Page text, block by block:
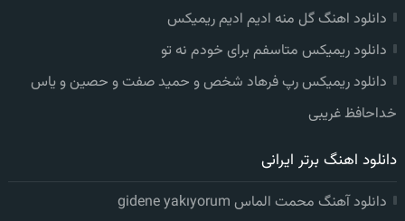
دانلود اهنگ گل منه ادیم ادیم ریمیکس
دانلود ریمیکس متاسفم برای خودم نه تو
دانلود ریمیکس رپ فرهاد شخص و حمید صفت و حصین و یاس
خداحافظ غریبی
دانلود اهنگ برتر ایرانی
دانلود آهنگ محمت الماس gidene yakıyorum